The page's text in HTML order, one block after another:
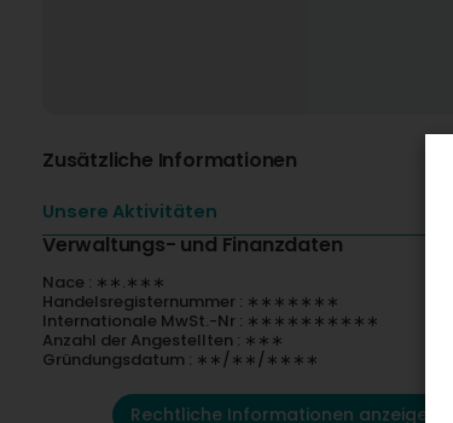
Zusätzliche Informationen
Unsere Aktivitäten
Verwaltungs- und Finanzdaten
Nace : ∗∗.∗∗∗
Handelsregisternummer : ∗∗∗∗∗∗∗
Internationale MwSt.-Nr : ∗∗∗∗∗∗∗∗∗∗
Anzahl der Angestellten : ∗∗∗
Gründungsdatum : ∗∗/∗∗/∗∗∗∗
Rechtliche Informationen anzeigen